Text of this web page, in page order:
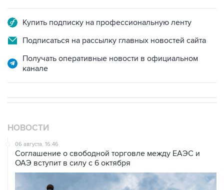
Купить подписку на профессиональную ленту
Подписаться на рассылку главных новостей сайта
Получать оперативные новости в официальном
канале
НОВОСТИ
06 августа, 16:46
Соглашение о свободной торговле между ЕАЭС и
ОАЭ вступит в силу с 6 октября